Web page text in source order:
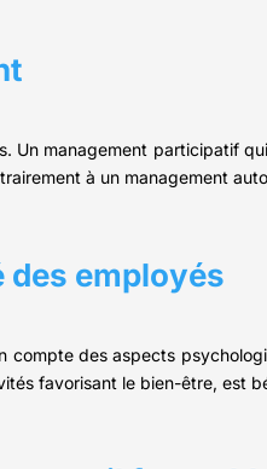
Un management participatif
à un management
des employés
des aspects
favorisant le bien-être, est